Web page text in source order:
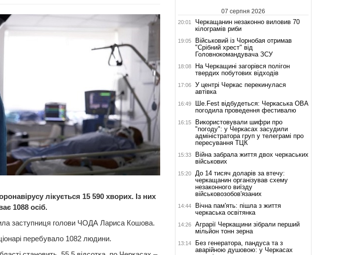
лікується 15 590 хворих. Із них
1088 осіб.
заступниця голови ЧОДА Лариса Кошова.
перебувало 1082 людини.
07 серпня 2026
20:01
Черкащанин незаконно виловив 70
кілограмів риби
19:05
Військовий із Чорнобая отримав
"Срібний хрест" від
Головнокомандувача ЗСУ
18:08
На Черкащині загорівся полігон
твердих побутових відходів
17:06
У центрі Черкас перекинулася
автівка
16:49
Ше.Fest відбудеться: Черкаська ОВА
погодила проведення фестивалю
16:15
Використовували шифри про
"погоду": у Черкасах засудили
адміністратора груп у телеграмі про
пересування ТЦК
15:33
Війна забрала життя двох черкаських
військових
15:20
До 14 тисяч доларів за втечу:
черкащанин організував схему
незаконного виїзду
військовозобов'язаних
14:44
Вічна пам'ять: пішла з життя
черкаська освітянка
14:26
Аграрії Черкащини зібрали перший
мільйон тонн зерна
13:14
Без генератора, пандуса та з
аварійною душовою: у Черкасах